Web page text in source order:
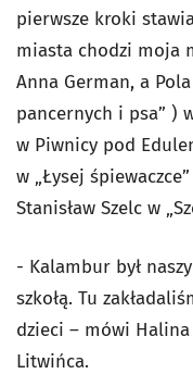
pierwsze kroki
miasta chodzi moja
Anna German, a
pancernych i psa” )
w Piwnicy pod
w „Łysej
Stanisław Szelc w
- Kalambur był
szkołą. Tu
dzieci – mówi Halina
Litwińca.